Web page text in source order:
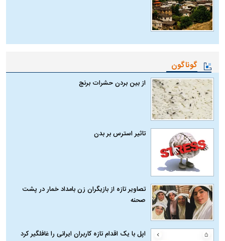
گوناگون
از بین بردن حشرات برنج
تاثیر استرس بر بدن
تصاویر تازه از بازیگران زن بامداد خمار در پشت
صحنه
اپل با یک اقدام تازه کاربران ایرانی را غافلگیر کرد